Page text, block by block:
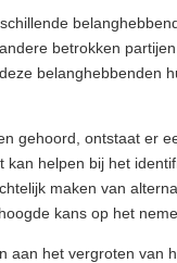
betrokken
belanghebbenden
gehoord, ontstaat er
helpen bij het
maken van
kans op het
aan het vergroten van